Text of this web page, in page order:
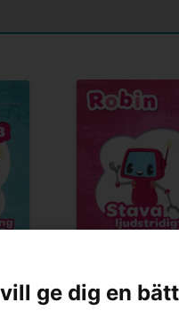
B
Robin Stava
ljudstridigt
ge dig en